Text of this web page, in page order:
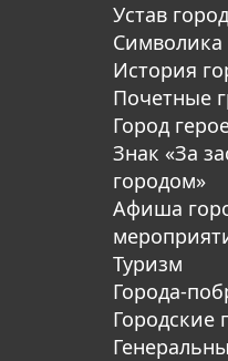
Устав
Символика
История
Почетные
Город
Знак «За
городом»
Афиша
Туризм
Города-
Городские